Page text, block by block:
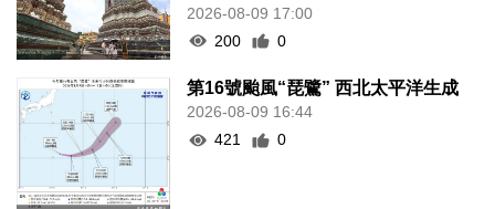
2026-08-09 17:00
200
0
第16號颱風“琵鷺” 西北太平洋生成
2026-08-09 16:44
421
0